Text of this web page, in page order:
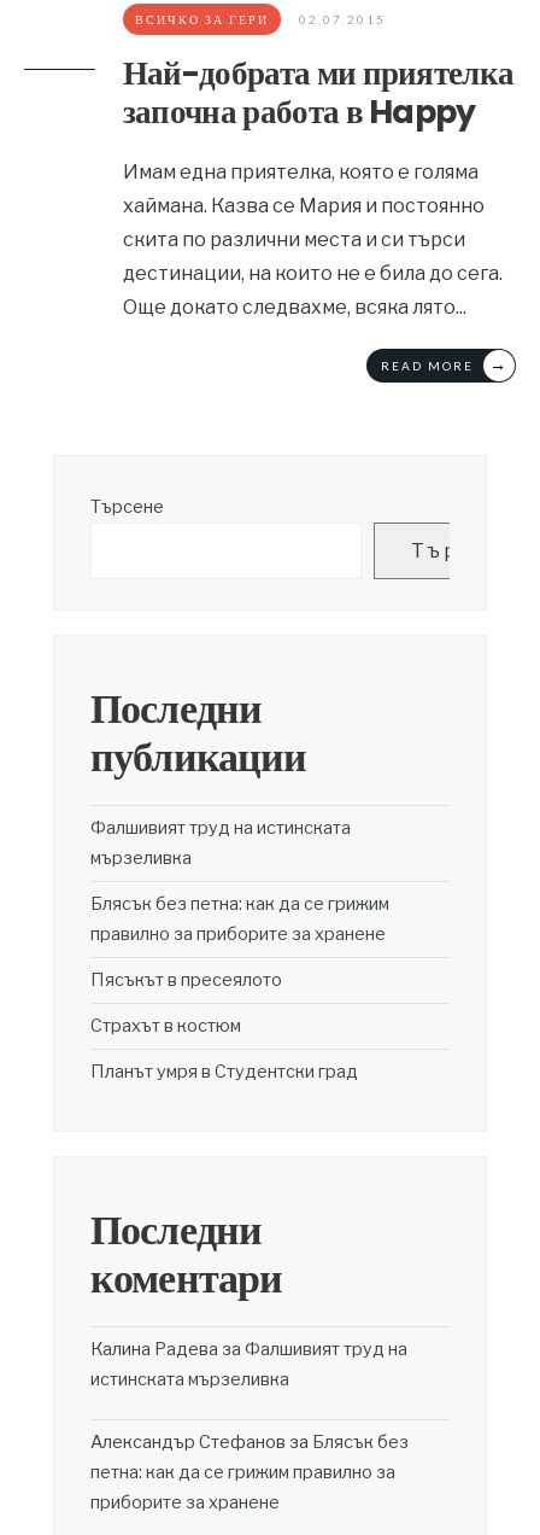
ВСИЧКО ЗА ГЕРИ 02.07.2015
Най-добрата ми приятелка
започна работа в Happy
Имам една приятелка, която е голяма
хаймана. Казва се Мария и постоянно
скита по различни места и си търси
дестинации, на които не е била до сега.
Още докато следвахме, всяка лято...
READ MORE →
Търсене
Търсене
Последни
публикации
Фалшивият труд на истинската
мързеливка
Блясък без петна: как да се грижим
правилно за приборите за хранене
Пясъкът в пресеялото
Страхът в костюм
Планът умря в Студентски град
Последни
коментари
Калина Радева за Фалшивият труд на
истинската мързеливка
Александър Стефанов за Блясък без
петна: как да се грижим правилно за
приборите за хранене